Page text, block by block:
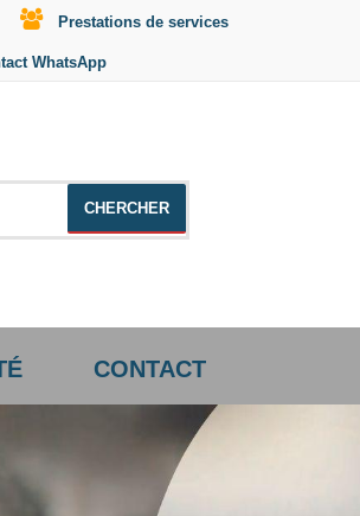
Prestations de services
WhatsApp
CONTACT